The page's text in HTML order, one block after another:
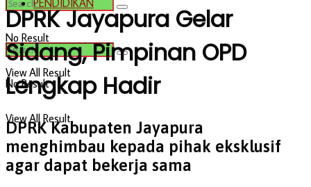
No Result
View All Result
PENDIDIKAN
No Result
View All Result
DPRK Jayapura Gelar
Sidang, Pimpinan OPD
Lengkap Hadir
DPRK Kabupaten Jayapura
menghimbau kepada pihak eksklusif
agar dapat bekerja sama